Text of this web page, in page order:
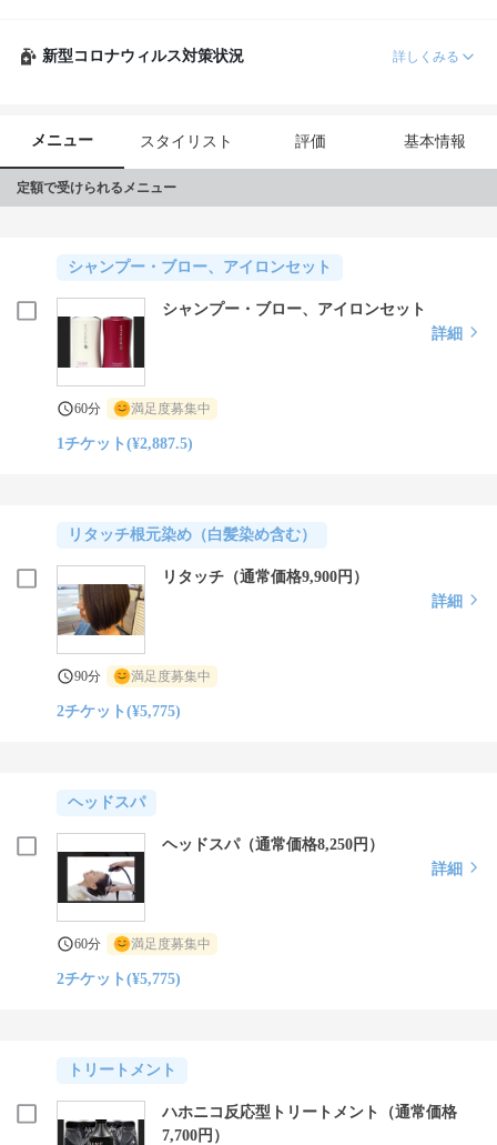
新型コロナウィルス対策状況 詳しくみる
メニュー スタイリスト 評価 基本情報
定額で受けられるメニュー
シャンプー・ブロー、アイロンセット
シャンプー・ブロー、アイロンセット
詳細
60分 満足度募集中
1チケット(¥2,887.5)
リタッチ根元染め（白髪染め含む）
リタッチ（通常価格9,900円）
詳細
90分 満足度募集中
2チケット(¥5,775)
ヘッドスパ
ヘッドスパ（通常価格8,250円）
詳細
60分 満足度募集中
2チケット(¥5,775)
トリートメント
ハホニコ反応型トリートメント（通常価格
7,700円）